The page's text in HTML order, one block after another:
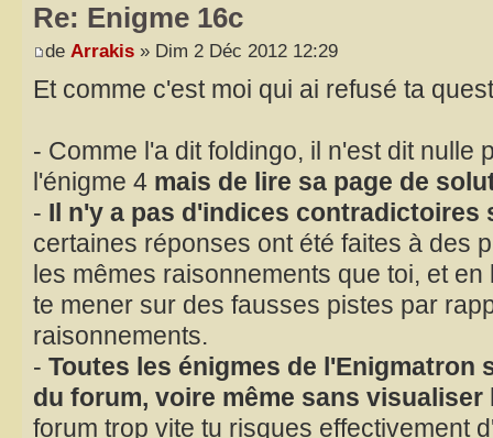
Re: Enigme 16c
de Arrakis » Dim 2 Déc 2012 12:29
Et comme c'est moi qui ai refusé ta
- Comme l'a dit foldingo, il n'est dit nulle
l'énigme 4 mais de lire sa page de
- Il n'y a pas d'indices contradictoires
certaines réponses ont été faites à des
les mêmes raisonnements que toi, et
te mener sur des fausses pistes par
raisonnements.
- Toutes les énigmes de l'Enigmatron
du forum, voire même sans visualiser
forum trop vite tu risques effectivement